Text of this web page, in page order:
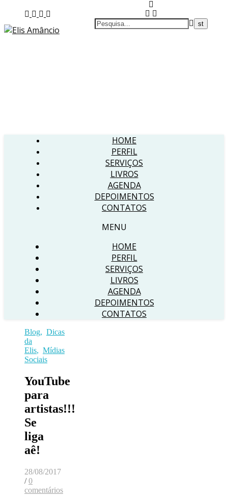
HOME
PERFIL
SERVIÇOS
LIVROS
AGENDA
DEPOIMENTOS
CONTATOS
MENU
HOME
PERFIL
SERVIÇOS
LIVROS
AGENDA
DEPOIMENTOS
CONTATOS
Blog, Dicas
da
Elis, Mídias
Sociais
YouTube
para
artistas!!!
Se
liga
aê!
28/08/2017
/ 0
comentários